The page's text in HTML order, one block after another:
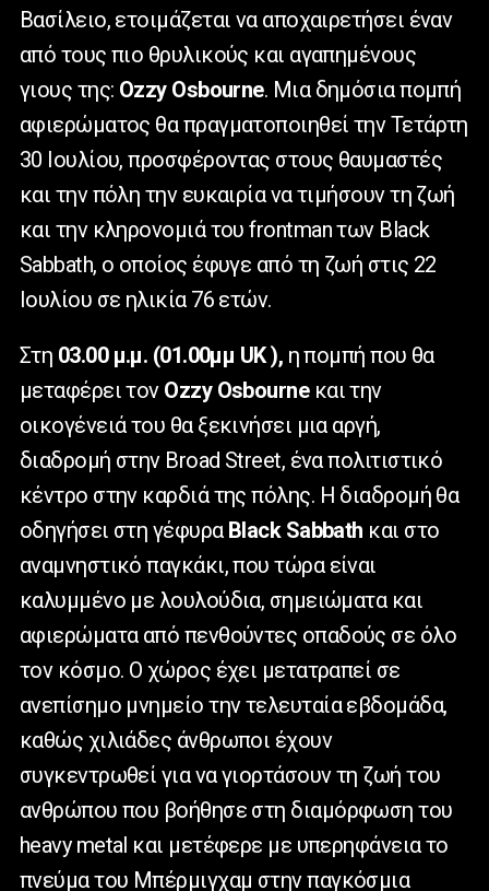
Βασίλειο, ετοιμάζεται να αποχαιρετήσει έναν
από τους πιο θρυλικούς και αγαπημένους
γιους της: Ozzy Osbourne. Μια δημόσια πομπή
αφιερώματος θα πραγματοποιηθεί την Τετάρτη
30 Ιουλίου, προσφέροντας στους θαυμαστές
και την πόλη την ευκαιρία να τιμήσουν τη ζωή
και την κληρονομιά τουfrontmanτων Black
Sabbath, ο οποίος έφυγε από τη ζωή στις 22
Ιουλίου σε ηλικία 76 ετών.
Στη 03.00 μ.μ. (01.00μμ UK), η πομπή που θα
μεταφέρει τον Ozzy Osbourneκαι την
οικογένειά του θα ξεκινήσει μια αργή,
διαδρομή στην Broad Street, ένα πολιτιστικό
κέντρο στην καρδιά της πόλης. Η διαδρομή θα
οδηγήσει στη γέφυρα Black Sabbath και στο
αναμνηστικό παγκάκι, που τώρα είναι
καλυμμένο με λουλούδια, σημειώματα και
αφιερώματα από πενθούντες οπαδούς σε όλο
τον κόσμο. Ο χώρος έχει μετατραπεί σε
ανεπίσημο μνημείο την τελευταία εβδομάδα,
καθώς χιλιάδες άνθρωποι έχουν
συγκεντρωθεί για να γιορτάσουν τη ζωή του
ανθρώπου που βοήθησε στη διαμόρφωση του
heavy metal και μετέφερε με υπερηφάνεια το
πνεύμα του Μπέρμιγχαμ στην παγκόσμια